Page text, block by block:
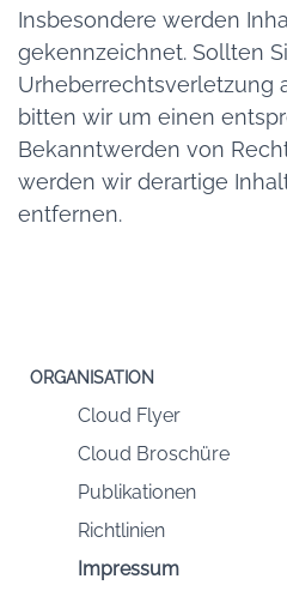
Insbesondere werden
gekennzeichnet. Sollten
Urheberrechtsverletzung
bitten wir um einen
Bekanntwerden von
werden wir derartige
entfernen.
ORGANISATION
Cloud Flyer
Cloud Broschüre
Publikationen
Richtlinien
Impressum